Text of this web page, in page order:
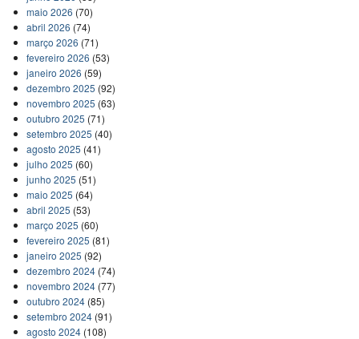
maio 2026 (70)
abril 2026 (74)
março 2026 (71)
fevereiro 2026 (53)
janeiro 2026 (59)
dezembro 2025 (92)
novembro 2025 (63)
outubro 2025 (71)
setembro 2025 (40)
agosto 2025 (41)
julho 2025 (60)
junho 2025 (51)
maio 2025 (64)
abril 2025 (53)
março 2025 (60)
fevereiro 2025 (81)
janeiro 2025 (92)
dezembro 2024(74)
novembro 2024(77)
outubro 2024(85)
setembro 2024(91)
agosto 2024(108)